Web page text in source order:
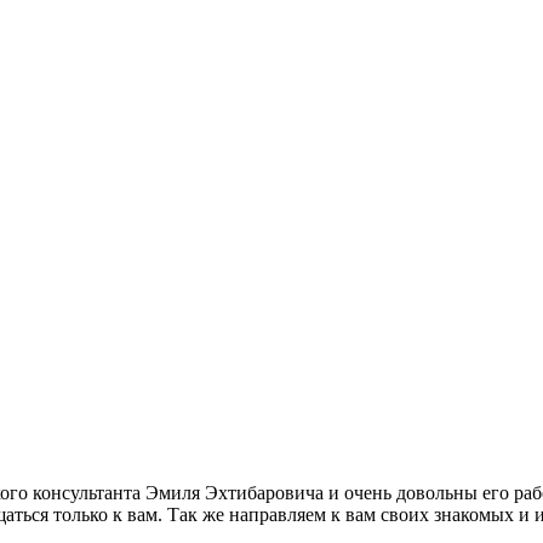
консультанта Эмиля Эхтибаровича и очень довольны его
только к вам. Так же направляем к вам своих знакомых